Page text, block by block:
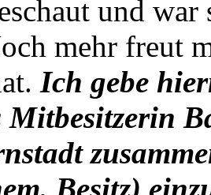
und war
mehr freut
Ich gebe